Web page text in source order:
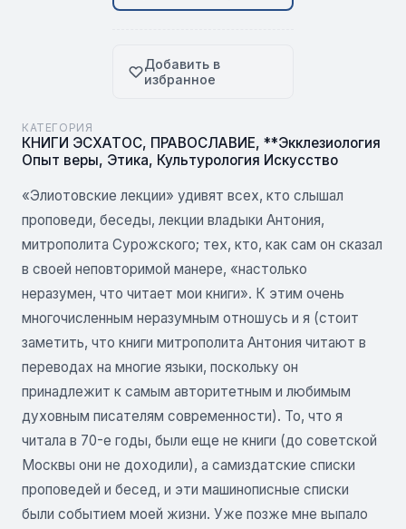
Добавить в
избранное
КАТЕГОРИЯ
КНИГИ ЭСХАТОС, ПРАВОСЛАВИЕ, **Экклезиология
Опыт веры, Этика, Культурология Искусство
«Элиотовские лекции» удивят всех, кто слышал
проповеди, беседы, лекции владыки Антония,
митрополита Сурожского; тех, кто, как сам он сказал
в своей неповторимой манере, «настолько
неразумен, что читает мои книги». К этим очень
многочисленным неразумным отношусь и я (стоит
заметить, что книги митрополита Антония читают в
переводах на многие языки, поскольку он
принадлежит к самым авторитетным и любимым
духовным писателям современности). То, что я
читала в 70-е годы, были еще не книги (до советской
Москвы они не доходили), а самиздатские списки
проповедей и бесед, и эти машинописные списки
были событием моей жизни. Уже позже мне выпало